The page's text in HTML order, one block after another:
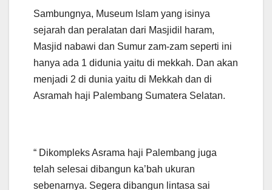
Sambungnya, Museum Islam yang isinya
sejarah dan peralatan dari Masjidil haram,
Masjid nabawi dan Sumur zam-zam seperti ini
hanya ada 1 didunia yaitu di mekkah. Dan akan
menjadi 2 di dunia yaitu di Mekkah dan di
Asramah haji Palembang Sumatera Selatan.
“ Dikompleks Asrama haji Palembang juga
telah selesai dibangun ka’bah ukuran
sebenarnya. Segera dibangun lintasa sai